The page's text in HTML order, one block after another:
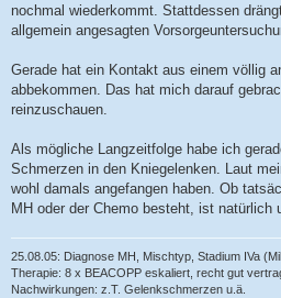
nochmal wiederkommt. Stattdessen
allgemein angesagten
Gerade hat ein Kontakt aus einem völlig
abbekommen. Das hat mich darauf
reinzuschauen.
Als mögliche Langzeitfolge habe ich
Schmerzen in den Kniegelenken. Laut
wohl damals angefangen haben. Ob
MH oder der Chemo besteht, ist natürlich
25.08.05: Diagnose MH, Mischtyp, Stadium IVa
Therapie: 8 x BEACOPP eskaliert, recht gut
Nachwirkungen: z.T. Gelenkschmerzen u.ä.